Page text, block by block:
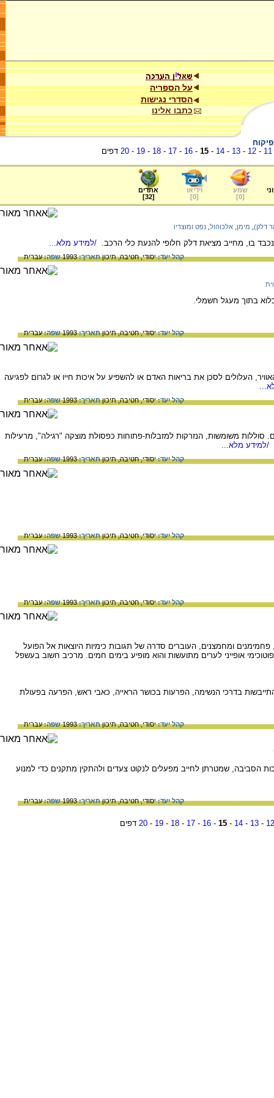
על הספריה
הסדרי נגישות
כתבו אלינו
11
-
12
-
13
-
14
-
15
-
16
-
17
-
18
-
19
-
20 דפים
שמע
[
0
]
וידיאו
[
0
]
אתרים
[
32
]
דלק) מימן אלכוהול נפט ומוצריו
בו, מחייב מציאת דלק חלופי להנעת כלי הרכב. /למידע מלא...
קהל יעד:יסודי,חטיבה,תיכוןתאריך:1993 שפה:עברית
בתוך מעגל חשמלי.
קהל יעד:יסודי,חטיבה,תיכוןתאריך:1993 שפה:עברית
העלולים לסכן את בריאות האדם או להשפיע על איכות חייו או לגרום לפגיעה
קהל יעד:יסודי,חטיבה,תיכוןתאריך:1993 שפה:עברית
סוללות משומשות, הנזרקות למזבלות-פתוחות כפסולת מוצקה "רגילה", מרעילות
/למידע מלא...
קהל יעד:יסודי,חטיבה,תיכוןתאריך:1993 שפה:עברית
קהל יעד:יסודי,חטיבה,תיכוןתאריך:1993 שפה:עברית
קהל יעד:יסודי,חטיבה,תיכוןתאריך:1993 שפה:עברית
פחמימנים ומחמצנים, העוברים סדרה של תגובות כימיות היוצאות אל הפועל
אופייני לערים מתועשות והוא מופיע בימים חמים. מרכיב חשוב בעשפל
בדרכי הנשימה, הפרעות בכושר הראייה, כאבי ראש, הפרעה בפעולת
קהל יעד:יסודי,חטיבה,תיכוןתאריך:1993 שפה:עברית
הסביבה, שמטרתן לחייב מפעלים לנקוט צעדים ולהתקין מתקנים כדי למנוע
קהל יעד:יסודי,חטיבה,תיכוןתאריך:1993 שפה:עברית
12
-
13
-
14
-
15
-
16
-
17
-
18
-
19
-
20 דפים